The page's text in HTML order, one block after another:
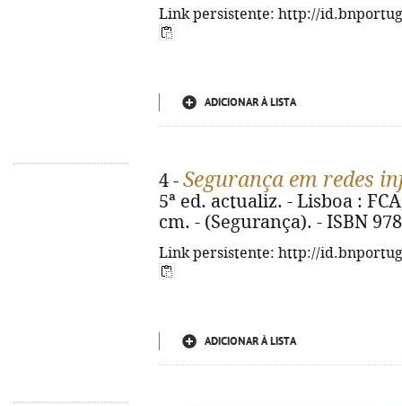
Link persistente: http://
ADICIONAR À LISTA
4 - Segurança em redes
5ª ed. actualiz. - Lisboa :
cm. - (Segurança). - ISBN
Link persistente: http://
ADICIONAR À LISTA